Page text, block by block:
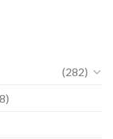
(282)